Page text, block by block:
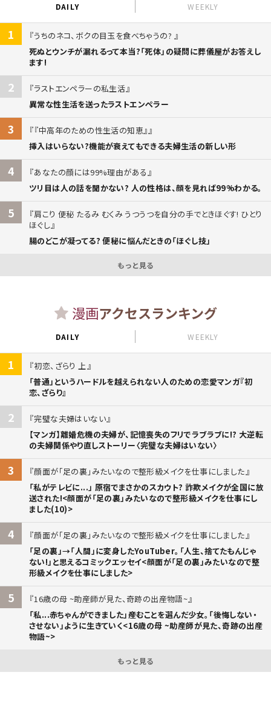
DAILY WEEKLY
1
うちのネコ、ボクの目玉を食べちゃうの?
死ぬとウンチが漏れるって本当?「死体」の疑問に葬儀屋がお答えし
ます!
2
ラストエンペラーの私生活
異常な性生活を送ったラストエンペラー
3
『中高年のための性生活の知恵』
挿入はいらない?機能が衰えてもできる夫婦生活の新しい形
4
あなたの顔には99%理由がある
ツリ目は人の話を聞かない? 人の性格は、顔を見れば99%わかる。
5
肩こり 便秘 たるみ むくみ うつうつを自分の手でときほぐす! ひとり
ほぐし
腸のどこが凝ってる? 便秘に悩んだときの「ほぐし技」
もっと見る
漫画アクセスランキング
DAILY WEEKLY
1
初恋、ざらり 上
「普通」というハードルを越えられない人のための恋愛マンガ『初
恋、ざらり』
2
完璧な夫婦はいない
【マンガ】離婚危機の夫婦が、記憶喪失のフリでラブラブに!? 大逆転
の夫婦関係やり直しストーリー〈完璧な夫婦はいない〉
3
顔面が「足の裏」みたいなので整形級メイクを仕事にしました
「私がテレビに...」 原宿でまさかのスカウト? 詐欺メイクが全国に放
送された!<顔面が「足の裏」みたいなので整形級メイクを仕事にし
ました(10)>
4
顔面が「足の裏」みたいなので整形級メイクを仕事にしました
「足の裏」→「人間」に変身したYouTuber。「人生、捨てたもんじゃ
ない!」と思えるコミックエッセイ<顔面が「足の裏」みたいなので整
形級メイクを仕事にしました>
5
16歳の母 ~助産師が見た、奇跡の出産物語~
「私...赤ちゃんができました」――産むことを選んだ少女。「後悔しない・
させない」ように生きていく<16歳の母 ~助産師が見た、奇跡の出産
物語~>
もっと見る